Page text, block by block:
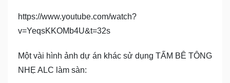
https://www.youtube.com/watch?
v=YeqsKKOMb4U&t=32s
Một vài hình ảnh dự án khác sử dụng TẤM BÊ TÔNG
NHẸ ALC làm sàn: